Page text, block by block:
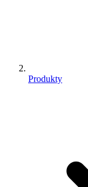
Produkty